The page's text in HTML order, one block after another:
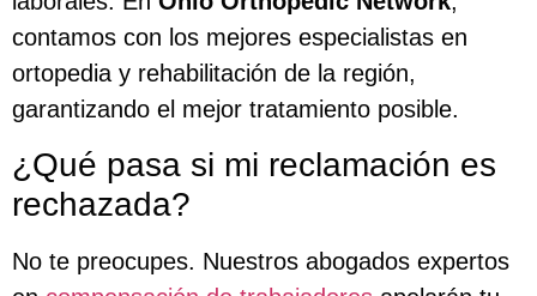
contamos con los mejores especialistas en
ortopedia y rehabilitación de la región,
garantizando el mejor tratamiento posible.
¿Qué pasa si mi reclamación es
rechazada?
No te preocupes. Nuestros abogados expertos